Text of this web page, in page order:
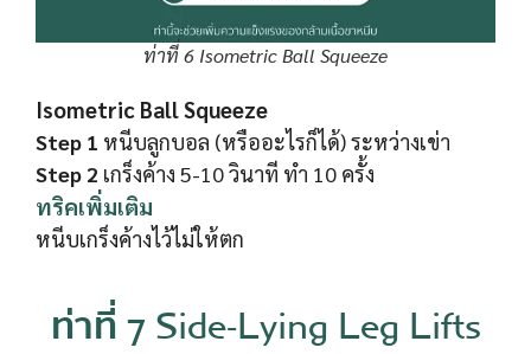
ท่าที่ 6 Isometric Ball Squeeze
Isometric Ball Squeeze
Step 1 หนีบลูกบอล (หรืออะไรก็ได้) ระหว่างเข่า
Step 2 เกร็งค้าง 5-10 วินาที ทำ 10 ครั้ง
ทริคเพิ่มเติม
หนีบเกร็งค้างไว้ไม่ให้ตก
ท่าที่ 7 Side-Lying Leg Lifts